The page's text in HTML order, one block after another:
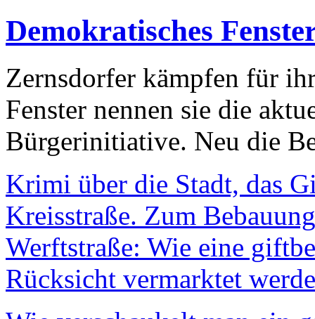
Demokratisches
Zernsdorfer kämpfen für
Fenster nennen sie die
Bürgerinitiative. Neu die
Krimi über die Stadt, das
Kreisstraße. Zum
Werftstraße: Wie eine
Rücksicht vermarktet